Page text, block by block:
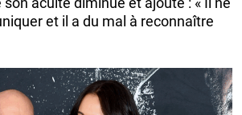
et il a du mal à reconnaître